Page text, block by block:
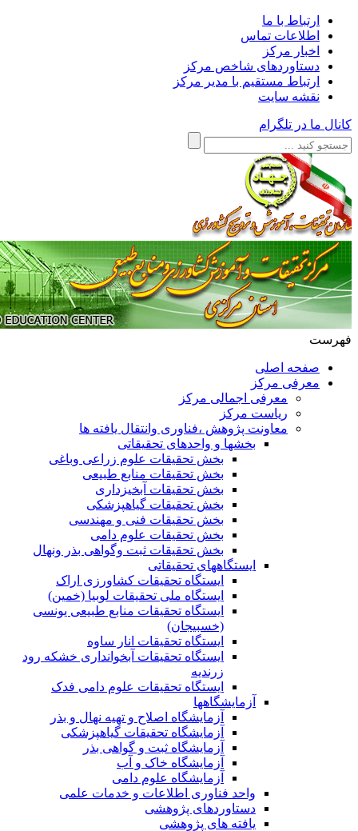
ارتباط با ما
اطلاعات تماس
اخبار مرکز
دستاوردهای شاخص مرکز
ارتباط مستقیم با مدیر مرکز
نقشه سایت
کانال ما در تلگرام
فهرست
صفحه اصلی
معرفی مرکز
معرفی اجمالی مرکز
ریاست مرکز
معاونت پژوهش ،فناوری وانتقال یافته ها
بخشها و واحدهای تحقیقاتی
بخش تحقیقات علوم زراعی وباغی
بخش تحقیقات منابع طبیعی
بخش تحقیقات آبخیزداری
بخش تحقیقات گیاهپزشکی
بخش تحقیقات فنی و مهندسی
بخش تحقیقات علوم دامی
بخش تحقیقات ثبت وگواهی بذر ونهال
ایستگاههای تحقیقاتی
ایستگاه تحقیقات کشاورزی اراک
ایستگاه ملی تحقیقات لوبیا (خمین)
ایستگاه تحقیقات منابع طبیعی یونسی
(خسبیجان)
ایستگاه تحقیقات انار ساوه
ایستگاه تحقیقات آبخوانداری خشکه رود
زرندیه
ایستگاه تحقیقات علوم دامی فدک
آزمایشگاهها
آزمایشگاه اصلاح و تهیه نهال و بذر
آزمایشگاه تحقیقات گیاهپزشکی
آزمایشگاه ثبت و گواهی بذر
آزمایشگاه خاک و آب
آزمایشگاه علوم دامی
واحد فناوری اطلاعات و خدمات علمی
دستاوردهای پژوهشی
یافته های پژوهشی